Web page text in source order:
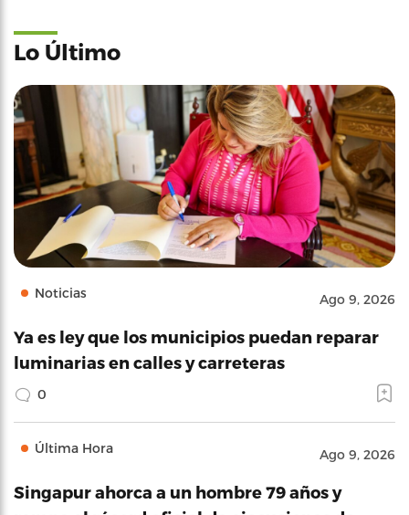
Lo Último
Noticias Ago 9, 2026
Ya es ley que los municipios puedan reparar
luminarias en calles y carreteras
0
Última Hora Ago 9, 2026
Singapur ahorca a un hombre 79 años y